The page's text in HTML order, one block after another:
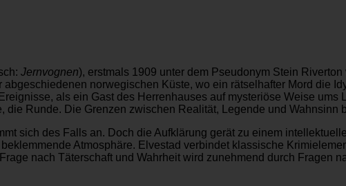
Jernvognen), erstmals 1909 unter dem Pseudonym Stein
norwegischen Küste, wo ein rätselhafter Mord die
als ein Gast des Herrenhauses auf mysteriöse Weise ums
die Runde. Die Grenzen zwischen Realität, Legende und Wahnsinn
sich des Falls an. Doch die Aufklärung gerät zu einem
Atmosphäre. Elvestad verbindet klassische
nach Täterschaft und Wahrheit wird zunehmend durch Fragen